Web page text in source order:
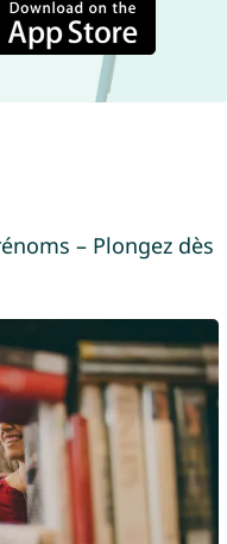
– Plongez dès